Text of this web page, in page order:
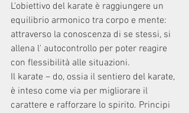
L'obiettivo del karate è raggiungere un
equilibrio armonico tra corpo e mente:
attraverso la conoscenza di se stessi, si
allena l' autocontrollo per poter reagire
con flessibilità alle situazioni.
Il karate – do, ossia il sentiero del karate,
è inteso come via per migliorare il
carattere e rafforzare lo spirito. Principi